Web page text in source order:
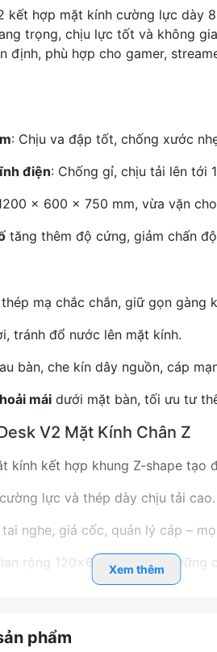
kết hợp mặt kính cường lực dày
trọng, chịu lực tốt và không
định, phù hợp cho gamer,
: Chịu va đập tốt, chống xước
điện: Chống gỉ, chịu tải lên tới
× 600 × 750 mm, vừa vặn
tăng thêm độ cứng, giảm chấn
mạ chắc chắn, giữ gọn gàng
tránh đổ nước lên mặt kính.
bàn, che kín dây nguồn, cáp
mái dưới mặt bàn, tối ưu tư
V2 Mặt Kính Chân Z
kính kết hợp khung Z-shape tạo
lực và thép dày chịu tải cao.
nghe, giá cốc, quản lý cáp –
rộng 120×60 cm, chân Z vững
Xem thêm
phẩm